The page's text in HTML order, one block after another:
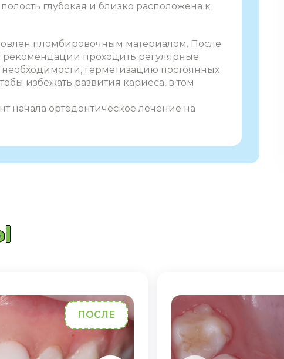
глубокая и близко расположена к
пломбировочным материалом. После
рекомендации проходить регулярные
герметизацию постоянных
избежать развития кариеса, в том
начала ортодонтическое лечение на
ПОСЛЕ